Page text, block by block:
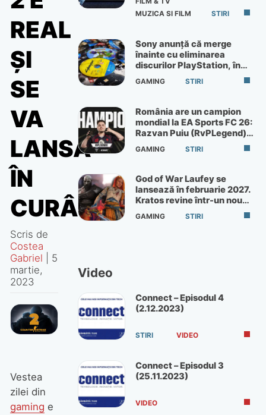
REAL
ŞI
SE
VA
LANSA
ÎN
CURÂND
Scris de
Costea
Gabriel
5
martie,
2023
Vestea
zilei din
gaming e
MUZICA SI FILM
STIRI
Sony anunță că merge
înainte cu eliminarea
discurilor PlayStation, în
ciuda protestelor
GAMING STIRI
România are un campion
mondial la EA Sports FC 26:
Razvan Puiu (RvPLegend)
câștigă turneul de la Paris
GAMING STIRI
God of War Laufey se
lansează în februarie 2027.
Kratos revine într-un nou
God of War
GAMING STIRI
Video
Connect – Episodul 4
(2.12.2023)
STIRI VIDEO
Connect – Episodul 3
(25.11.2023)
VIDEO